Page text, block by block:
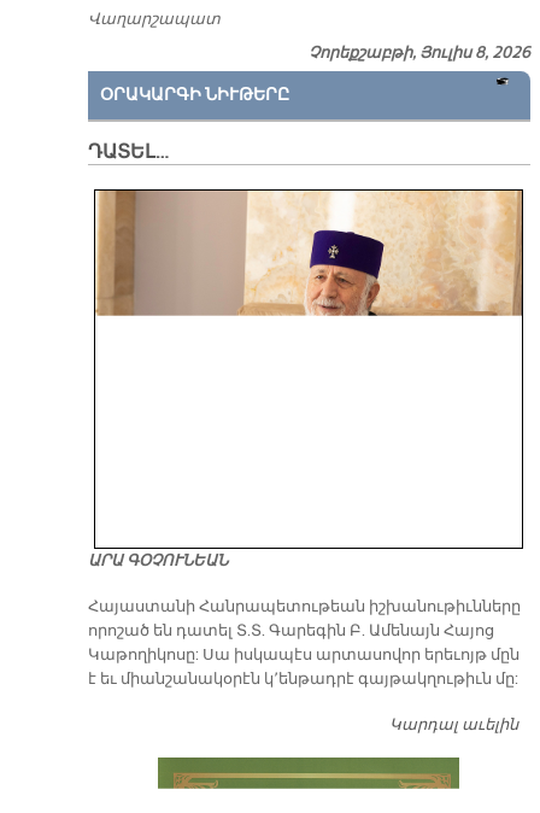
Վաղարշապատ
Չորեքշաբթի, Յուլիս 8, 2026
ՕՐԱԿԱՐԳԻ ՆԻՒԹԵՐԸ
ԴԱՏԵԼ…
ԱՐԱ ԳՕՉՈՒՆԵԱՆ
​Հայաստանի Հանրապետութեան իշխանութիւնները
որոշած են դատել Տ.Տ. Գարեգին Բ. Ամենայն Հայոց
Կաթողիկոսը: Սա իսկապէս արտասովոր երեւոյթ մըն
է եւ միանշանակօրէն կ՚ենթադրէ գայթակղութիւն մը:
Կարդալ աւելին